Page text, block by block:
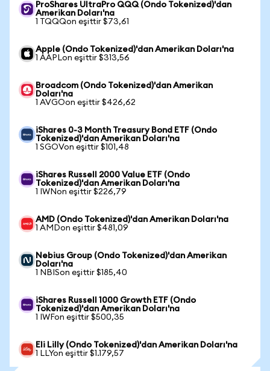
ProShares UltraPro QQQ (Ondo Tokenized)'dan
Amerikan Doları'na
1 TQQQon eşittir $73,61
Apple (Ondo Tokenized)'dan Amerikan Doları'na
1 AAPLon eşittir $313,56
Broadcom (Ondo Tokenized)'dan Amerikan
Doları'na
1 AVGOon eşittir $426,62
iShares 0-3 Month Treasury Bond ETF (Ondo
Tokenized)'dan Amerikan Doları'na
1 SGOVon eşittir $101,48
iShares Russell 2000 Value ETF (Ondo
Tokenized)'dan Amerikan Doları'na
1 IWNon eşittir $226,79
AMD (Ondo Tokenized)'dan Amerikan Doları'na
1 AMDon eşittir $481,09
Nebius Group (Ondo Tokenized)'dan Amerikan
Doları'na
1 NBISon eşittir $185,40
iShares Russell 1000 Growth ETF (Ondo
Tokenized)'dan Amerikan Doları'na
1 IWFon eşittir $500,35
Eli Lilly (Ondo Tokenized)'dan Amerikan Doları'na
1 LLYon eşittir $1.179,57